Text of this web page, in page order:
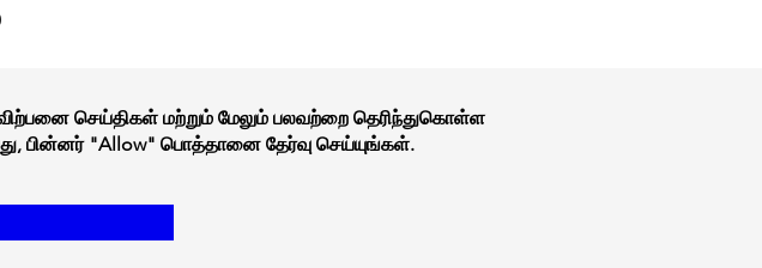
செய்திகள் மற்றும் மேலும் பலவற்றை தெரிந்துகொள்ள
பின்னர் "Allow" பொத்தானை தேர்வு செய்யுங்கள்.